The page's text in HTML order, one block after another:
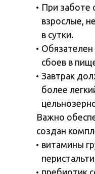
При заботе
взрослые,
в сутки.
сбоев в
Завтрак
более
Важно
создан
витамины
пребиотик